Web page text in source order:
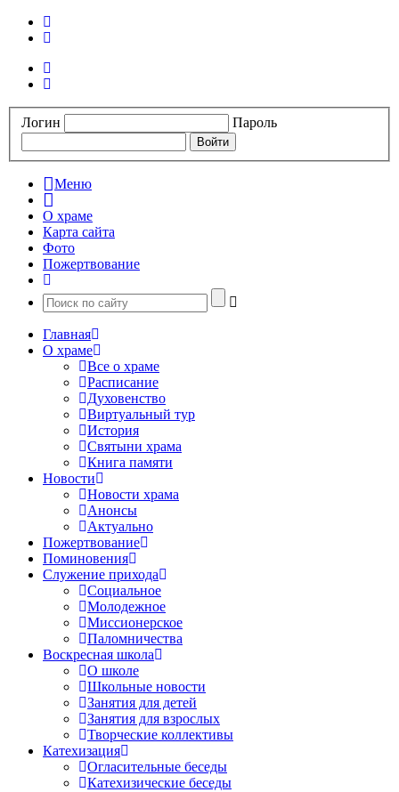
Логин Пароль
Меню
О храме
Карта сайта
Фото
Пожертвование
Главная
О храме
Все о храме
Расписание
Духовенство
Виртуальный тур
История
Святыни храма
Книга памяти
Новости
Новости храма
Анонсы
Актуально
Пожертвование
Поминовения
Служение прихода
Социальное
Молодежное
Миссионерское
Паломничества
Воскресная школа
О школе
Школьные новости
Занятия для детей
Занятия для взрослых
Творческие коллективы
Катехизация
Огласительные беседы
Катехизические беседы